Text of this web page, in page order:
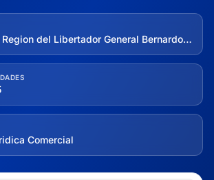
Machali, Vi Region del Libertador General Bernardo O'higgins
Comercial